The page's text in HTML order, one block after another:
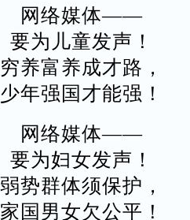
网络媒体——
要为儿童发声！
穷养富养成才路，
少年强国才能强！
网络媒体——
要为妇女发声！
弱势群体须保护，
家国男女欠公平！